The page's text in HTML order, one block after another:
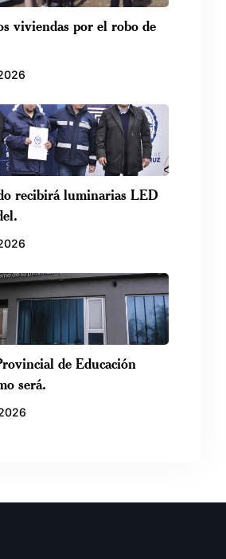
viviendas por el robo de
recibirá luminarias LED
de Educación
será.